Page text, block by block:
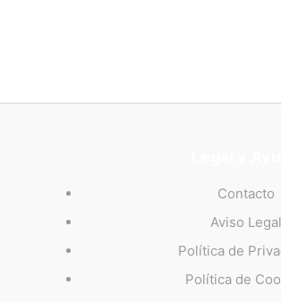
Contacto
Aviso Legal
Política de
Política de